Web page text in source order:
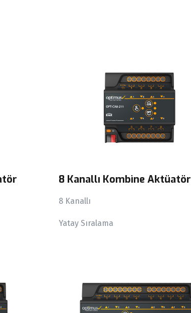
8 Kanallı Kombine Aktüatör
8 Kanallı
Yatay Sıralama